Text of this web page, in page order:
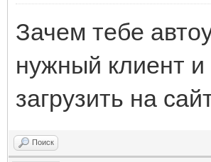
Зачем тебе
нужный клиент и
загрузить на
Поиск